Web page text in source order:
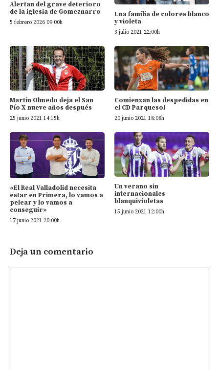
Alertan del grave deterioro
de la iglesia de Gomeznarro
5 febrero 2026 09:00h
Una familia de colores blanco
y violeta
3 julio 2021 22:00h
Martín Olmedo deja el San
Pío X nueve años después
25 junio 2021 14:15h
Comienzan las despedidas en
el CD Parquesol
20 junio 2021 18:08h
«El Real Valladolid necesita
estar en Primera, lo vamos a
pelear y lo vamos a
conseguir»
17 junio 2021 20:00h
Un verano sin
internacionales
blanquivioletas
15 junio 2021 12:00h
Deja un comentario